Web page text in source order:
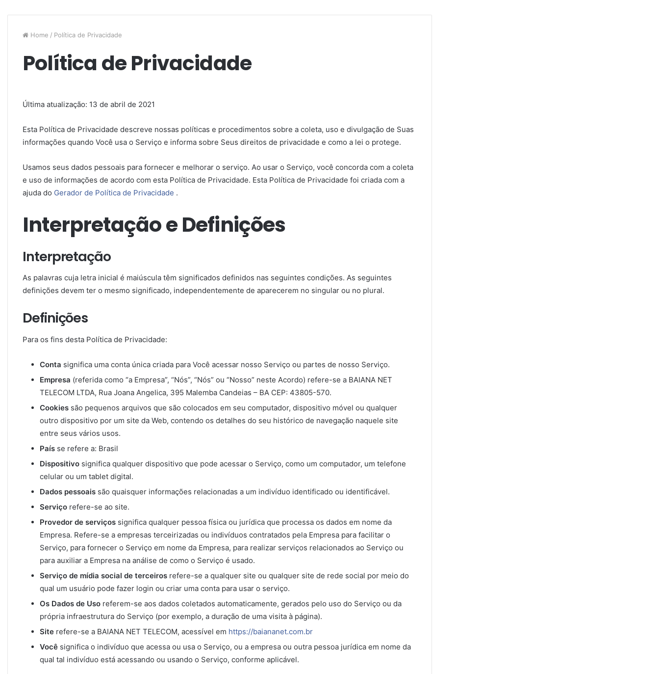
Home / Política de Privacidade
Política de Privacidade
Última atualização: 13 de abril de 2021
Esta Política de Privacidade descreve nossas políticas e procedimentos sobre a coleta, uso e divulgação de Suas
informações quando Você usa o Serviço e informa sobre Seus direitos de privacidade e como a lei o protege.
Usamos seus dados pessoais para fornecer e melhorar o serviço. Ao usar o Serviço, você concorda com a coleta
e uso de informações de acordo com esta Política de Privacidade. Esta Política de Privacidade foi criada com a
ajuda do Gerador de Política de Privacidade .
Interpretação e Definições
Interpretação
As palavras cuja letra inicial é maiúscula têm significados definidos nas seguintes condições. As seguintes
definições devem ter o mesmo significado, independentemente de aparecerem no singular ou no plural.
Definições
Para os fins desta Política de Privacidade:
Conta significa uma conta única criada para Você acessar nosso Serviço ou partes de nosso Serviço.
Empresa (referida como “a Empresa”, “Nós”, “Nós” ou “Nosso” neste Acordo) refere-se a BAIANA NET
TELECOM LTDA, Rua Joana Angelica, 395 Malemba Candeias – BA CEP: 43805-570.
Cookies são pequenos arquivos que são colocados em seu computador, dispositivo móvel ou qualquer
outro dispositivo por um site da Web, contendo os detalhes do seu histórico de navegação naquele site
entre seus vários usos.
País se refere a: Brasil
Dispositivo significa qualquer dispositivo que pode acessar o Serviço, como um computador, um telefone
celular ou um tablet digital.
Dados pessoais são quaisquer informações relacionadas a um indivíduo identificado ou identificável.
Serviço refere-se ao site.
Provedor de serviços significa qualquer pessoa física ou jurídica que processa os dados em nome da
Empresa. Refere-se a empresas terceirizadas ou indivíduos contratados pela Empresa para facilitar o
Serviço, para fornecer o Serviço em nome da Empresa, para realizar serviços relacionados ao Serviço ou
para auxiliar a Empresa na análise de como o Serviço é usado.
Serviço de mídia social de terceiros refere-se a qualquer site ou qualquer site de rede social por meio do
qual um usuário pode fazer login ou criar uma conta para usar o serviço.
Os Dados de Uso referem-se aos dados coletados automaticamente, gerados pelo uso do Serviço ou da
própria infraestrutura do Serviço (por exemplo, a duração de uma visita à página).
Site refere-se a BAIANA NET TELECOM, acessível em https://baiananet.com.br
Você significa o indivíduo que acessa ou usa o Serviço, ou a empresa ou outra pessoa jurídica em nome da
qual tal indivíduo está acessando ou usando o Serviço, conforme aplicável.